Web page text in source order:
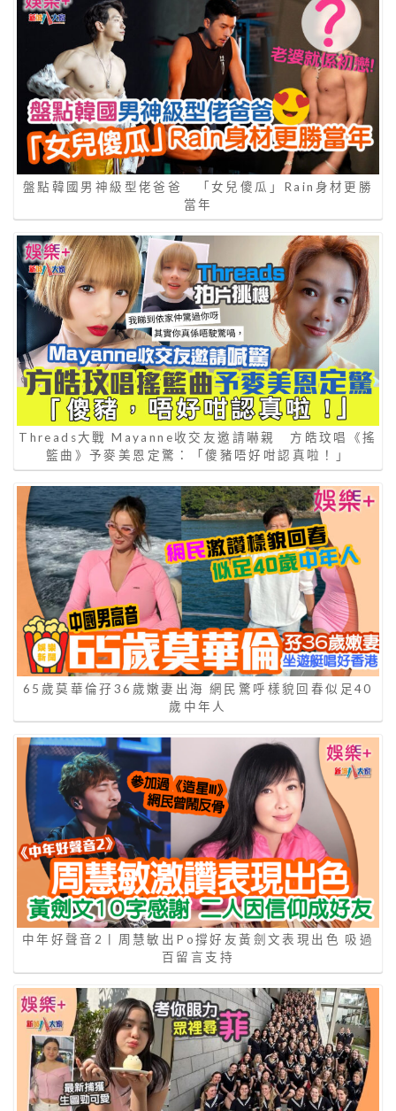
盤點韓國男神級型佬爸爸 「女兒傻瓜」Rain身材更勝
當年
Threads大戰 Mayanne收交友邀請嚇親 方皓玟唱《搖
籃曲》予麥美恩定驚：「傻豬唔好咁認真啦！」
65歲莫華倫孖36歲嫩妻出海 網民驚呼樣貌回春似足40
歲中年人
中年好聲音2丨周慧敏出Po撐好友黃劍文表現出色 吸過
百留言支持